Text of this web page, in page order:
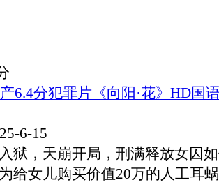
6.4分犯罪片《向阳·花》HD国
6-15
，天崩开局，刑满释放女囚如
女儿购买价值20万的人工耳蜗